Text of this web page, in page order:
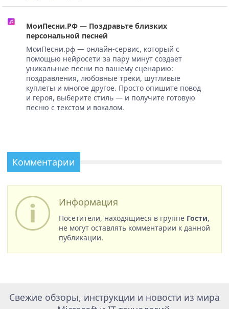
МоиПесни.РФ — Поздравьте близких
персональной песней
МоиПесни.рф — онлайн-сервис, который с
помощью нейросети за пару минут создает
уникальные песни по вашему сценарию:
поздравления, любовные треки, шутливые
куплеты и многое другое. Просто опишите повод
и героя, выберите стиль — и получите готовую
песню с текстом и вокалом.
Комментарии
Информация
Посетители, находящиеся в группе Гости,
не могут оставлять комментарии к данной
публикации.
Свежие обзоры, инструкции и новости из мира